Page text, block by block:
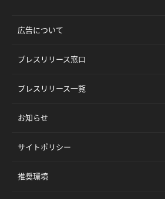
広告について
プレスリリース窓口
プレスリリース一覧
お知らせ
サイトポリシー
推奨環境